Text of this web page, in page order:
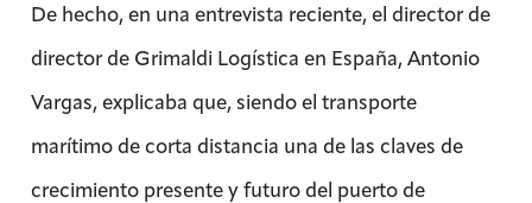
De hecho, en una entrevista reciente, el director de
director de Grimaldi Logística en España, Antonio
Vargas, explicaba que, siendo el transporte
marítimo de corta distancia una de las claves de
crecimiento presente y futuro del puerto de